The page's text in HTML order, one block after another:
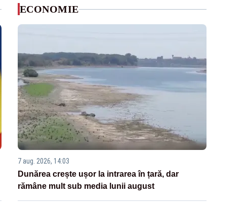
ECONOMIE
7 aug. 2026, 14:03
Dunărea crește ușor la intrarea în țară, dar
rămâne mult sub media lunii august